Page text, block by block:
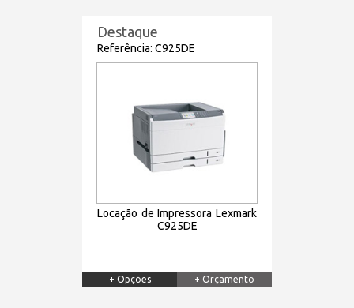
Destaque
Referência: C925DE
Locação de Impressora Lexmark
C925DE
+ Opções + Orçamento